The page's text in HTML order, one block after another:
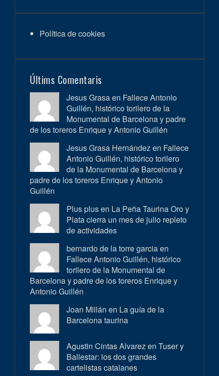
Política de cookies
Últims Comentaris
Jesus Grasa en Fallece Antonio
Guillén, histórico torilero de la
Monumental de Barcelona y padre
de los toreros Enrique y Antonio Guillén
Jesus Grasa Hernández en Fallece
Antonio Guillén, histórico torilero
de la Monumental de Barcelona y
padre de los toreros Enrique y Antonio
Guillén
Plus plus en La Peña Taurina Oro y
Plata cierra un mes de julio repleto
de actividades
bernardo de la torre garcia en
Fallece Antonio Guillén, histórico
torilero de la Monumental de
Barcelona y padre de los toreros Enrique y
Antonio Guillén
Joan Millán en La guía de la
Barcelona taurina
Agustin Cintas Alvarez en Tuser y
Ballestar: los dos grandes
cartelistas catalanes